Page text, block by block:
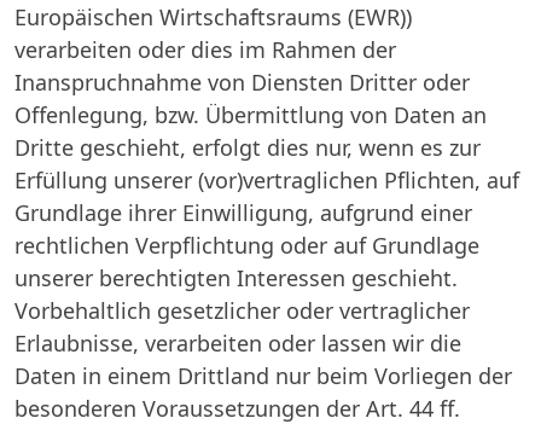
Europäischen Wirtschaftsraums (EWR))
verarbeiten oder dies im Rahmen der
Inanspruchnahme von Diensten Dritter oder
Offenlegung, bzw. Übermittlung von Daten an
Dritte geschieht, erfolgt dies nur, wenn es zur
Erfüllung unserer (vor)vertraglichen Pflichten, auf
Grundlage ihrer Einwilligung, aufgrund einer
rechtlichen Verpflichtung oder auf Grundlage
unserer berechtigten Interessen geschieht.
Vorbehaltlich gesetzlicher oder vertraglicher
Erlaubnisse, verarbeiten oder lassen wir die
Daten in einem Drittland nur beim Vorliegen der
besonderen Voraussetzungen der Art. 44 ff.